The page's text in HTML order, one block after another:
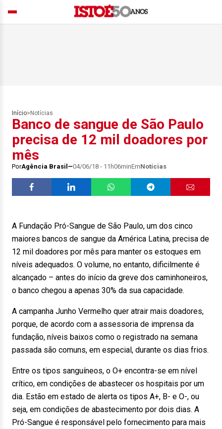
Início> Notícias
Banco de sangue de São Paulo
precisa de 12 mil doadores por
mês
PorAgência Brasil 04/06/18 - 11h06minEmNotícias
A Fundação Pró-Sangue de São Paulo, um dos cinco
maiores bancos de sangue da América Latina, precisa de
12 mil doadores por mês para manter os estoques em
níveis adequados. O volume, no entanto, dificilmente é
alcançado – antes do início da greve dos caminhoneiros,
o banco chegou a apenas 30% da sua capacidade.
A campanha Junho Vermelho quer atrair mais doadores,
porque, de acordo com a assessoria de imprensa da
fundação, níveis baixos como o registrado na semana
passada são comuns, em especial, durante os dias frios.
Entre os tipos sanguíneos, o O+ encontra-se em nível
crítico, em condições de abastecer os hospitais por um
dia. Estão em estado de alerta os tipos A+, B- e O-, ou
seja, em condições de abastecimento por dois dias. A
Pró-Sangue é responsável pelo fornecimento para mais